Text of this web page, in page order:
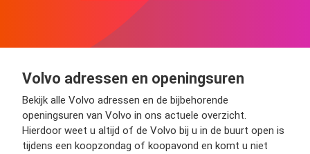
Volvo adressen en openingsuren
Bekijk alle Volvo adressen en de bijbehorende
openingsuren van Volvo in ons actuele overzicht.
Hierdoor weet u altijd of de Volvo bij u in de buurt open is
tijdens een koopzondag of koopavond en komt u niet